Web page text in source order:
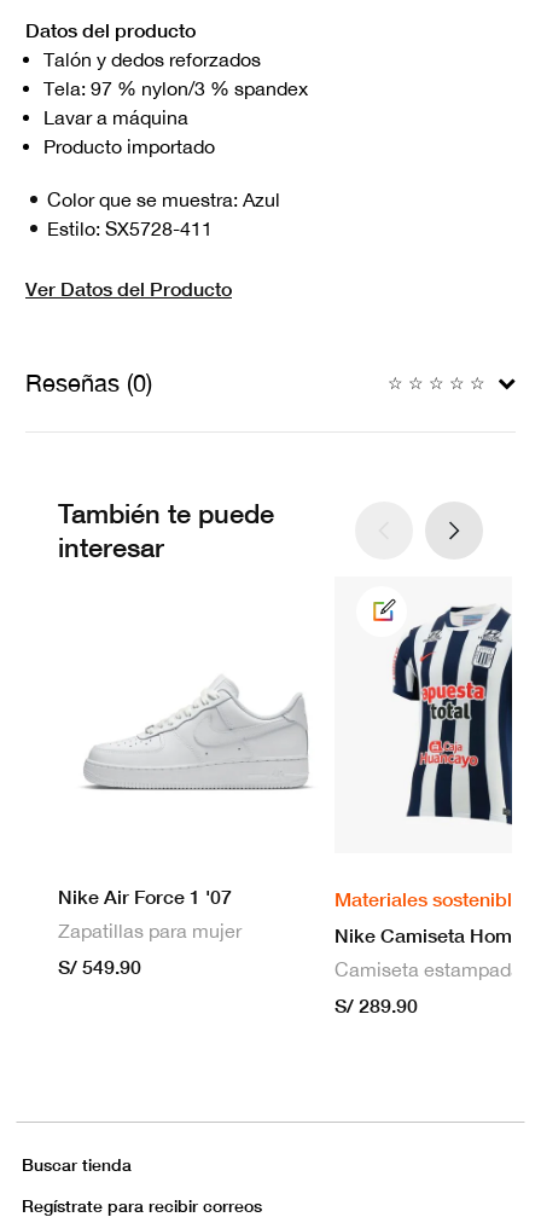
Datos del producto
Talón y dedos reforzados
Tela: 97 % nylon/3 % spandex
Lavar a máquina
Producto importado
Color que se muestra: Azul
Estilo: SX5728-411
Ver Datos del Producto
Reseñas (0) ☆ ☆ ☆ ☆ ☆
También te puede
interesar
Nike Air Force 1 '07
Zapatillas para mujer
S/ 549.90
Materiales sostenibles
S/ 289.90
Buscar tienda
Regístrate para recibir correos